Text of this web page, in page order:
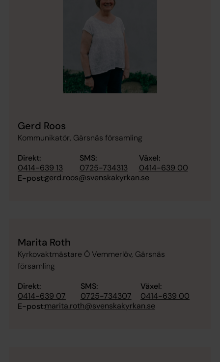
Gerd Roos
Kommunikatör, Gärsnäs församling
Direkt:
0414-639 13
SMS:
0725-734313
Växel:
0414-639 00
E-post:gerd.roos@svenskakyrkan.se
Marita Roth
Kyrkovaktmästare Ö Vemmerlöv, Gärsnäs
församling
Direkt:
0414-639 07
SMS:
0725-734307
Växel:
0414-639 00
E-post:marita.roth@svenskakyrkan.se